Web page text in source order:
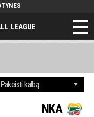
LEAGUE
NKA